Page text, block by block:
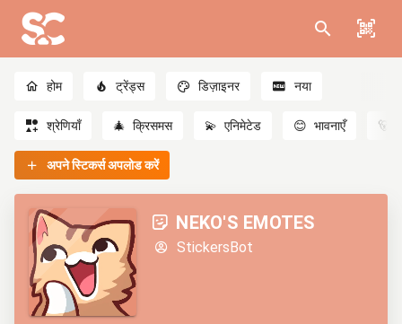
होम ट्रेंड्स डिज़ाइनर नया
श्रेणियाँ 🎄 क्रिसमस 💫 एनिमेटेड 😊 भावनाएँ 🐻
अपने स्टिकर्स अपलोड करें
NEKO'S EMOTES
StickersBot